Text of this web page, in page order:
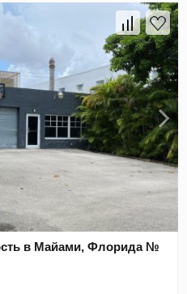
в Майами, Флорида №